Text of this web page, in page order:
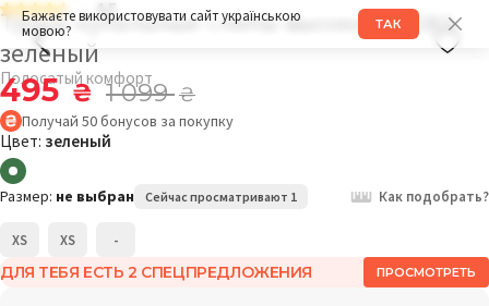
Бажаєте використовувати сайт українською
мовою?
ТАК
4.5
Трусы купальные слипы высокие 821KS
зеленый
Полосатый комфорт
495₴ 1 099₴
Получай 50бонусов за покупку
Цвет: зеленый
Размер: не выбран Сейчас просматривают 1 Как подобрать?
XS XS -
ДЛЯ ТЕБЯ ЕСТЬ 2 СПЕЦПРЕДЛОЖЕНИЯ ПРОСМОТРЕТЬ